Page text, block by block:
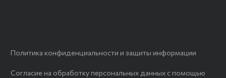
Политика конфиденциальности и защиты информации
Согласие на обработку персональных данных с помощью